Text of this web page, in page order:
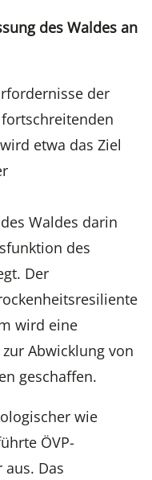
des Waldes an
der
etwa das Ziel
Waldes darin
des
Der
wird eine
Abwicklung von
geschaffen.
wie
ÖVP-
aus. Das